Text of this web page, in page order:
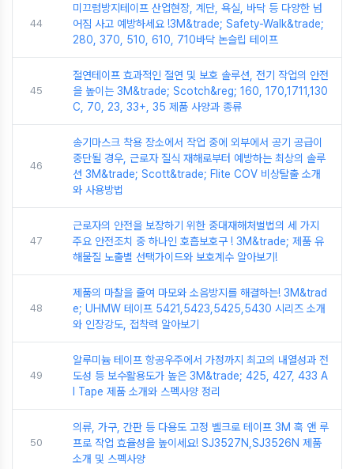
44
미끄럼방지테이프 산업현장, 계단, 욕실, 바닥 등 다양한 넘
어짐 사고 예방하세요 !3M&trade; Safety-Walk&trade;
280, 370, 510, 610, 710바닥 논슬립 테이프
45
절연테이프 효과적인 절연 및 보호 솔루션, 전기 작업의 안전
을 높이는 3M&trade; Scotch&reg; 160, 170,1711,130
C, 70, 23, 33+, 35 제품 사양과 종류
46
송기마스크 착용 장소에서 작업 중에 외부에서 공기 공급이
중단될 경우, 근로자 질식 재해로부터 예방하는 최상의 솔루
션 3M&trade; Scott&trade; Flite COV 비상탈출 소개
와 사용방법
47
근로자의 안전을 보장하기 위한 중대재해처벌법의 세 가지
주요 안전조치 중 하나인 호흡보호구 ! 3M&trade; 제품 유
해물질 노출별 선택가이드와 보호계수 알아보기!
48
제품의 마찰을 줄여 마모와 소음방지를 해결하는! 3M&trad
e; UHMW 테이프 5421,5423,5425,5430 시리즈 소개
와 인장강도, 접착력 알아보기
49
알루미늄 테이프 항공우주에서 가정까지 최고의 내열성과 전
도성 등 보수활용도가 높은 3M&trade; 425, 427, 433 A
I Tape 제품 소개와 스펙사양 정리
50
의류, 가구, 간판 등 다용도 고정 벨크로 테이프 3M 훅 앤 루
프로 작업 효율성을 높이세요! SJ3527N,SJ3526N 제품
소개 및 스펙사양